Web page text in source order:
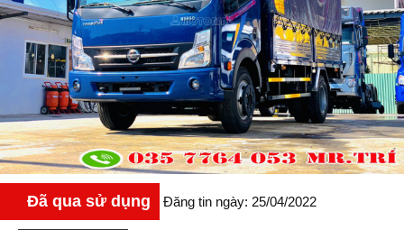
Đã qua sử dụng Đăng tin ngày: 25/04/2022